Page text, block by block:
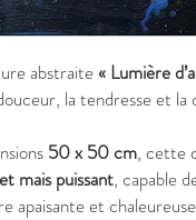
abstraite« Lumière
la tendresse et
50 x 50 cm, cette
mais puissant, capable
apaisante et